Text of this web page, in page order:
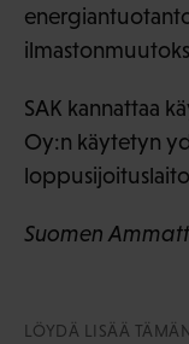
SAK kannattaa
Oy:n käytetyn
Suomen
LÖYDÄ LISÄÄ